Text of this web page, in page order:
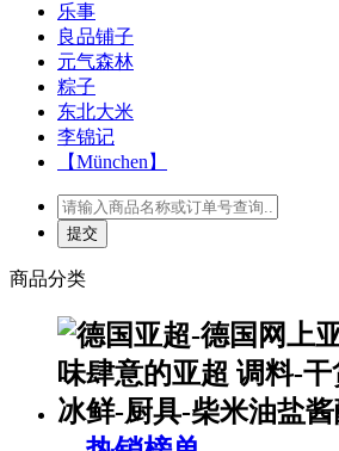
乐事
良品铺子
元气森林
粽子
东北大米
李锦记
【München】
商品分类